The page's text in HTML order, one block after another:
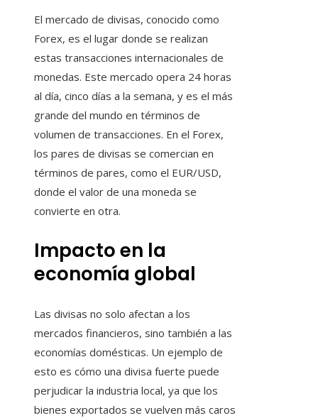
El mercado de divisas, conocido como
Forex, es el lugar donde se realizan
estas transacciones internacionales de
monedas. Este mercado opera 24 horas
al día, cinco días a la semana, y es el más
grande del mundo en términos de
volumen de transacciones. En el Forex,
los pares de divisas se comercian en
términos de pares, como el EUR/USD,
donde el valor de una moneda se
convierte en otra.
Impacto en la
economía global
Las divisas no solo afectan a los
mercados financieros, sino también a las
economías domésticas. Un ejemplo de
esto es cómo una divisa fuerte puede
perjudicar la industria local, ya que los
bienes exportados se vuelven más caros